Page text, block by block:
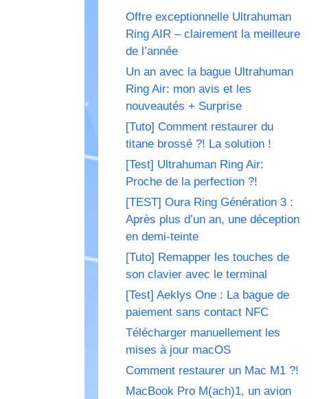
Offre exceptionnelle Ultrahuman
Ring AIR – clairement la meilleure
de l’année
Un an avec la bague Ultrahuman
Ring Air: mon avis et les
nouveautés + Surprise
[Tuto] Comment restaurer du
titane brossé ?! La solution !
[Test] Ultrahuman Ring Air:
Proche de la perfection ?!
[TEST] Oura Ring Génération 3 :
Après plus d’un an, une déception
en demi-teinte
[Tuto] Remapper les touches de
son clavier avec le terminal
[Test] Aeklys One : La bague de
paiement sans contact NFC
Télécharger manuellement les
mises à jour macOS
Comment restaurer un Mac M1 ?!
MacBook Pro M(ach)1, un avion